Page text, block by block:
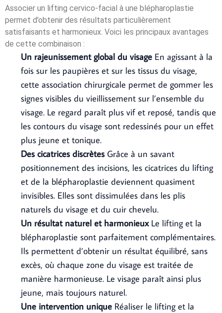
Associer un lifting cervico-facial à une blépharoplastie
permet d’obtenir des résultats particulièrement
satisfaisants et harmonieux. Voici les principaux avantages
de cette combinaison :
Un rajeunissement global du visage En agissant à la
fois sur les paupières et sur les tissus du visage,
cette association chirurgicale permet de gommer les
signes visibles du vieillissement sur l’ensemble du
visage. Le regard paraît plus vif et reposé, tandis que
les contours du visage sont redessinés pour un effet
plus jeune et tonique.
Des cicatrices discrètes Grâce à un savant
positionnement des incisions, les cicatrices du lifting
et de la blépharoplastie deviennent quasiment
invisibles. Elles sont dissimulées dans les plis
naturels du visage et du cuir chevelu.
Un résultat naturel et harmonieuxLe lifting et la
blépharoplastie sont parfaitement complémentaires.
Ils permettent d’obtenir un résultat équilibré, sans
excès, où chaque zone du visage est traitée de
manière harmonieuse. Le visage paraît ainsi plus
jeune, mais toujours naturel.
Une intervention unique Réaliser le lifting et la